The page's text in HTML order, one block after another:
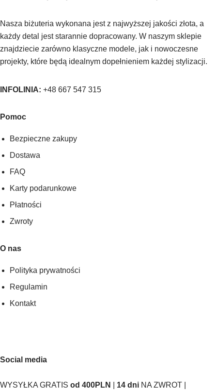
Nasza biżuteria wykonana jest z najwyższej jakości złota, a
każdy detal jest starannie dopracowany. W naszym sklepie
znajdziecie zarówno klasyczne modele, jak i nowoczesne
projekty, które będą idealnym dopełnieniem każdej stylizacji.
INFOLINIA: +48 667 547 315
Pomoc
Bezpieczne zakupy
Dostawa
FAQ
Karty podarunkowe
Płatności
Zwroty
O nas
Polityka prywatności
Regulamin
Kontakt
Social media
WYSYŁKA GRATIS od 400PLN 14 dni NA ZWROT |